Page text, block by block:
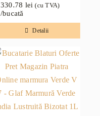
330.78 lei (cu TVA)
/bucată
Detalii